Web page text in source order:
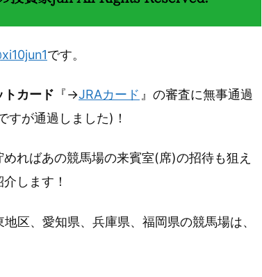
です。
トカード 『→JRAカード 』の審査に無事通過
すが通過しました)！
ればあの競馬場の来賓室(席)の招待も狙え
します！
区、愛知県、兵庫県、福岡県の競馬場は、